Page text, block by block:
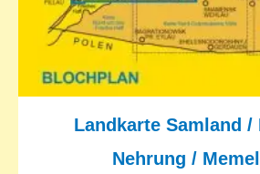
Landkarte Samland /
Nehrung /